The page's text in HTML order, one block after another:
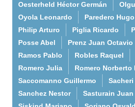
Oesterheld Héctor Germán
Oyola Leonardo
Paredero Hugo
Philip Arturo
Piglia Ricardo
Posse Abel
Prenz Juan Octavio
Ramos Pablo
Robles Raquel
Romero Julia
Romero Norberto
Saccomanno Guillermo
Sanchez Nestor
Sasturain Juan